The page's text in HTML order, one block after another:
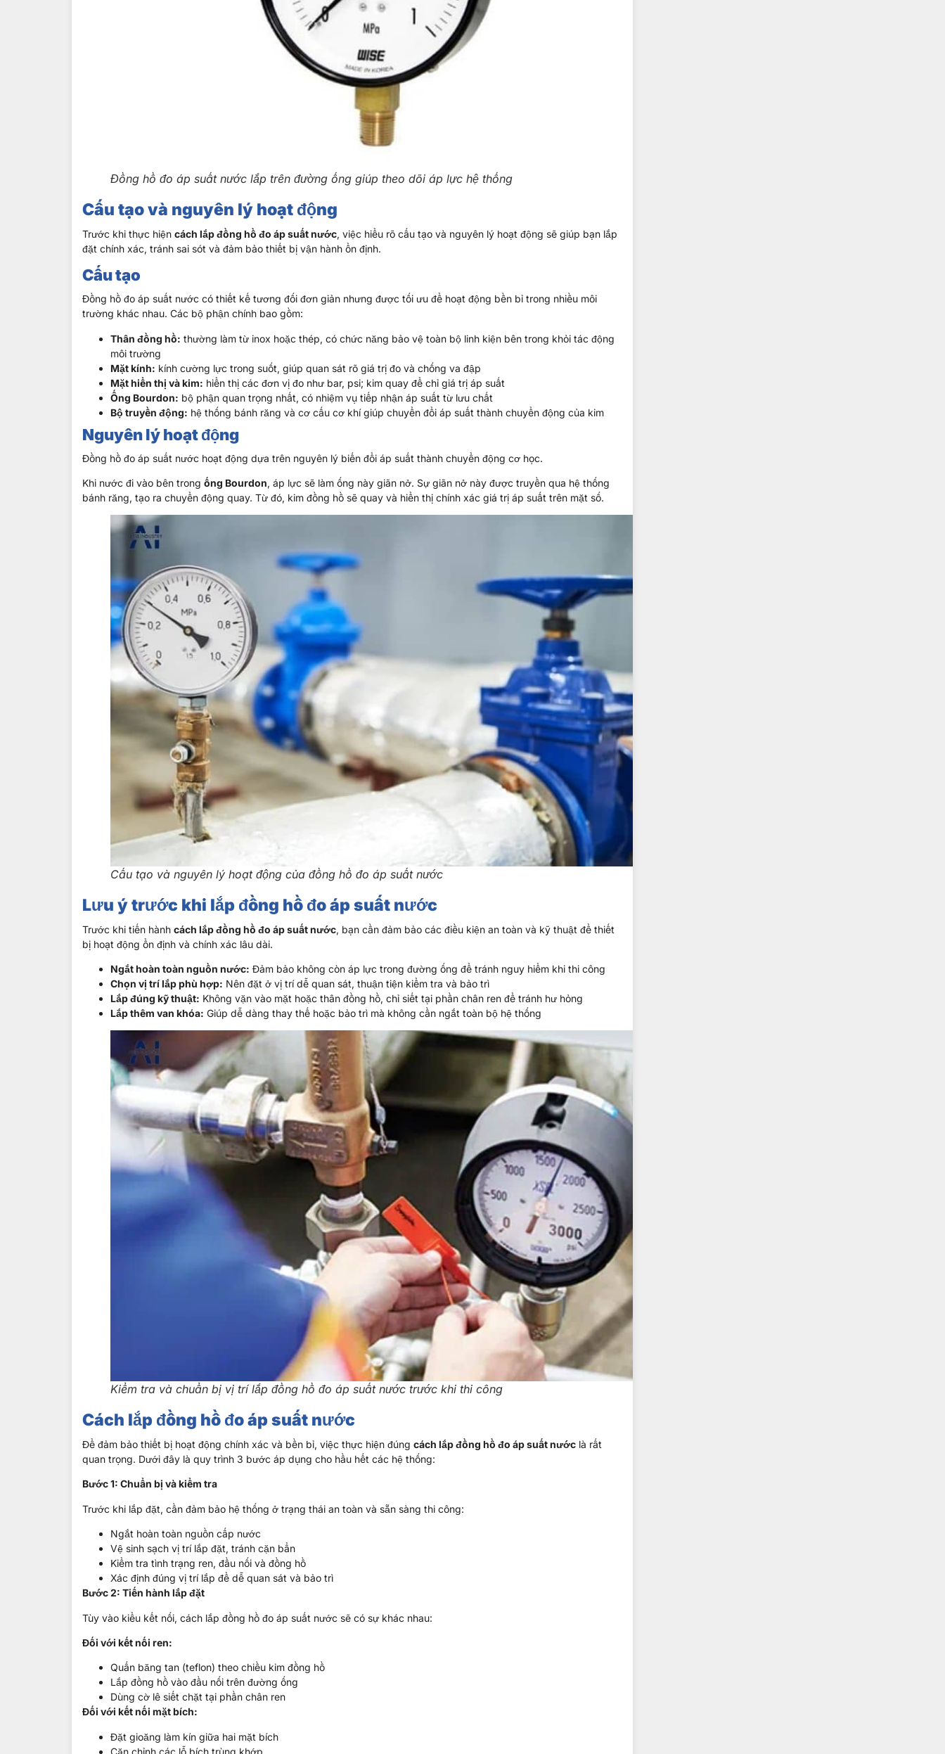
Đồng hồ đo áp suất nước lắp trên đường ống giúp theo dõi áp lực hệ thống
Cấu tạo và nguyên lý hoạt động
Trước khi thực hiện cách lắp đồng hồ đo áp suất nước, việc hiểu rõ cấu tạo và nguyên lý hoạt động sẽ giúp bạn lắp
đặt chính xác, tránh sai sót và đảm bảo thiết bị vận hành ổn định.
Cấu tạo
Đồng hồ đo áp suất nước có thiết kế tương đối đơn giản nhưng được tối ưu để hoạt động bền bỉ trong nhiều môi
trường khác nhau. Các bộ phận chính bao gồm:
Thân đồng hồ: thường làm từ inox hoặc thép, có chức năng bảo vệ toàn bộ linh kiện bên trong khỏi tác động
môi trường
Mặt kính: kính cường lực trong suốt, giúp quan sát rõ giá trị đo và chống va đập
Mặt hiển thị và kim: hiển thị các đơn vị đo như bar, psi; kim quay để chỉ giá trị áp suất
Ống Bourdon: bộ phận quan trọng nhất, có nhiệm vụ tiếp nhận áp suất từ lưu chất
Bộ truyền động: hệ thống bánh răng và cơ cấu cơ khí giúp chuyển đổi áp suất thành chuyển động của kim
Nguyên lý hoạt động
Đồng hồ đo áp suất nước hoạt động dựa trên nguyên lý biến đổi áp suất thành chuyển động cơ học.
Khi nước đi vào bên trong ống Bourdon, áp lực sẽ làm ống này giãn nở. Sự giãn nở này được truyền qua hệ thống
bánh răng, tạo ra chuyển động quay. Từ đó, kim đồng hồ sẽ quay và hiển thị chính xác giá trị áp suất trên mặt số.
Cấu tạo và nguyên lý hoạt động của đồng hồ đo áp suất nước
Lưu ý trước khi lắp đồng hồ đo áp suất nước
Trước khi tiến hành cách lắp đồng hồ đo áp suất nước, bạn cần đảm bảo các điều kiện an toàn và kỹ thuật để thiết
bị hoạt động ổn định và chính xác lâu dài.
Ngắt hoàn toàn nguồn nước: Đảm bảo không còn áp lực trong đường ống để tránh nguy hiểm khi thi công
Chọn vị trí lắp phù hợp: Nên đặt ở vị trí dễ quan sát, thuận tiện kiểm tra và bảo trì
Lắp đúng kỹ thuật: Không vặn vào mặt hoặc thân đồng hồ, chỉ siết tại phần chân ren để tránh hư hỏng
Lắp thêm van khóa: Giúp dễ dàng thay thế hoặc bảo trì mà không cần ngắt toàn bộ hệ thống
Kiểm tra và chuẩn bị vị trí lắp đồng hồ đo áp suất nước trước khi thi công
Cách lắp đồng hồ đo áp suất nước
Để đảm bảo thiết bị hoạt động chính xác và bền bỉ, việc thực hiện đúng cách lắp đồng hồ đo áp suất nước là rất
quan trọng. Dưới đây là quy trình 3 bước áp dụng cho hầu hết các hệ thống:
Bước 1: Chuẩn bị và kiểm tra
Trước khi lắp đặt, cần đảm bảo hệ thống ở trạng thái an toàn và sẵn sàng thi công:
Ngắt hoàn toàn nguồn cấp nước
Vệ sinh sạch vị trí lắp đặt, tránh cặn bẩn
Kiểm tra tình trạng ren, đầu nối và đồng hồ
Xác định đúng vị trí lắp để dễ quan sát và bảo trì
Bước 2: Tiến hành lắp đặt
Tùy vào kiểu kết nối, cách lắp đồng hồ đo áp suất nước sẽ có sự khác nhau:
Đối với kết nối ren:
Quấn băng tan (teflon) theo chiều kim đồng hồ
Lắp đồng hồ vào đầu nối trên đường ống
Dùng cờ lê siết chặt tại phần chân ren
Đối với kết nối mặt bích:
Đặt gioăng làm kín giữa hai mặt bích
Căn chỉnh các lỗ bích trùng khớp